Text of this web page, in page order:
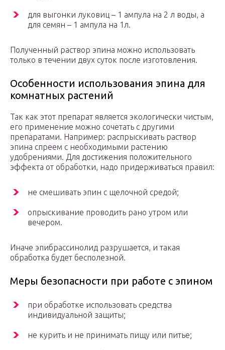
для выгонки луковиц – 1 ампула на 2 л воды, а
для семян – 1 ампула на 1л.
Полученный раствор эпина можно использовать
только в течении двух суток после изготовления.
Особенности использования эпина для
комнатных растений
Так как этот препарат является экологически чистым,
его применение можно сочетать с другими
препаратами. Например: распрыскивать раствор
эпина спреем с необходимыми растению
удобрениями. Для достижения положительного
эффекта от обработки, надо придерживаться правил:
не смешивать эпин с щелочной средой;
опрыскивание проводить рано утром или
вечером.
Иначе эпибрассинолид разрушается, и такая
обработка будет бесполезной.
Меры безопасности при работе с эпином
при обработке использовать средства
индивидуальной защиты;
не курить и не принимать пищу или питье;